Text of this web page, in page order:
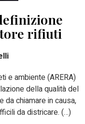
rifiuti
e ambiente (ARERA)
della qualità del
chiamare in causa,
da districare. (…)